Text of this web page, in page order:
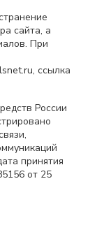
сайта, а
При
ссылка
России
принятия
от 25